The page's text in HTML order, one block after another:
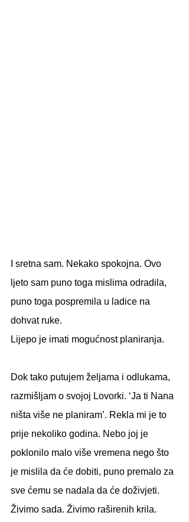
I sretna sam. Nekako spokojna. Ovo
ljeto sam puno toga mislima odradila,
puno toga pospremila u ladice na
dohvat ruke.
Lijepo je imati mogućnost planiranja.
Dok tako putujem željama i odlukama,
razmišljam o svojoj Lovorki. ‘Ja ti Nana
ništa više ne planiram’. Rekla mi je to
prije nekoliko godina. Nebo joj je
poklonilo malo više vremena nego što
je mislila da će dobiti, puno premalo za
sve ćemu se nadala da će doživjeti.
Živimo sada. Živimo raširenih krila.